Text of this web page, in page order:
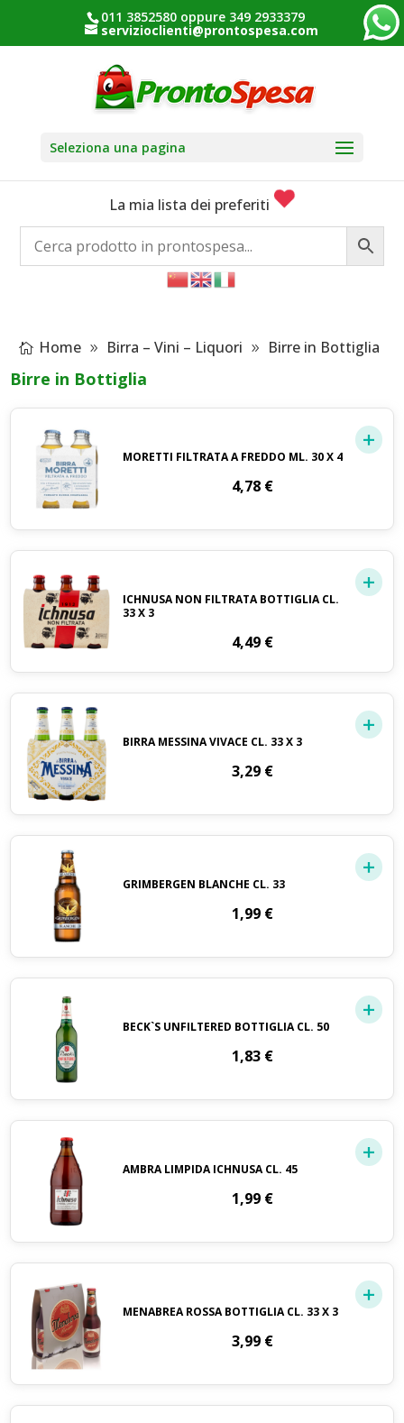
011 3852580 oppure 349 2933379
servizioclienti@prontospesa.com
Seleziona una pagina
La mia lista dei preferiti
Home Birra – Vini – Liquori Birre in Bottiglia
Birre in Bottiglia
MORETTI FILTRATA A FREDDO ML. 30 X 4
4,78 €
ICHNUSA NON FILTRATA BOTTIGLIA CL.
33 X 3
4,49 €
BIRRA MESSINA VIVACE CL. 33 X 3
3,29 €
GRIMBERGEN BLANCHE CL. 33
1,99 €
BECK`S UNFILTERED BOTTIGLIA CL. 50
1,83 €
AMBRA LIMPIDA ICHNUSA CL. 45
1,99 €
MENABREA ROSSA BOTTIGLIA CL. 33 X 3
3,99 €